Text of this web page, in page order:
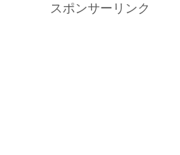
スポンサーリンク